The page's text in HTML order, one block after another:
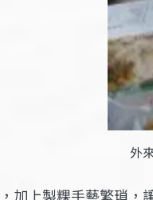
外
加上製粿手藝繁瑣